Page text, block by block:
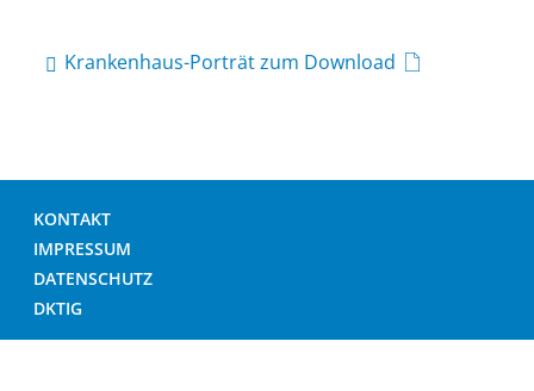
Krankenhaus-Porträt zum Download
KONTAKT
IMPRESSUM
DATENSCHUTZ
DKTIG